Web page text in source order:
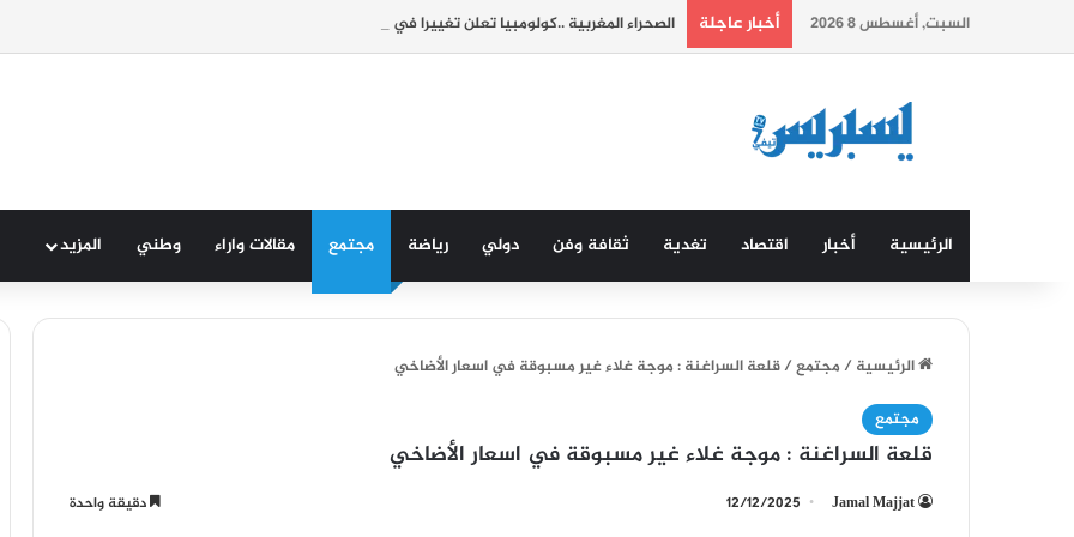
السبت, أغسطس 8 2026 أخبار عاجلة الصحراء المغربية ..كولومبيا تعلن تغييرا في موقفها وتعترف بسيادة المغرب على صحرائه
الرئيسية أخبار اقتصاد تغدية ثقافة وفن دولي رياضة مجتمع مقالات واراء وطني المزيد
الرئيسية/مجتمع/قلعة السراغنة : موجة غلاء غير مسبوقة في اسعار الأضاخي
مجتمع
قلعة السراغنة : موجة غلاء غير مسبوقة في اسعار الأضاخي
Jamal Majjat
12/12/2025 دقيقة واحدة